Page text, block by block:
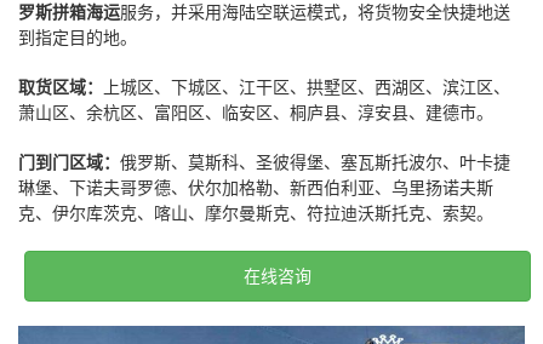
罗斯拼箱海运服务，并采用海陆空联运模式，将货物安全快捷地送
到指定目的地。
取货区域：
上城区、下城区、江干区、拱墅区、西湖区、滨江区、
萧山区、余杭区、富阳区、临安区、桐庐县、淳安县、建德市。
门到门区域： 俄罗斯、莫斯科、圣彼得堡、塞瓦斯托波尔、叶卡捷
琳堡、下诺夫哥罗德、伏尔加格勒、新西伯利亚、乌里扬诺夫斯
克、伊尔库茨克、喀山、摩尔曼斯克、符拉迪沃斯托克、索契。
在线咨询